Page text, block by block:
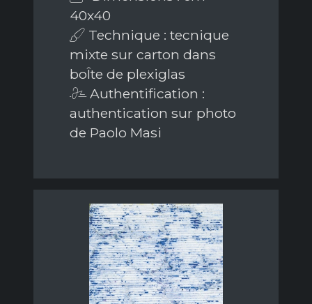
40x40
Technique : tecnique
mixte sur carton dans
boÎte de plexiglas
Authentification :
authentication sur photo
de Paolo Masi